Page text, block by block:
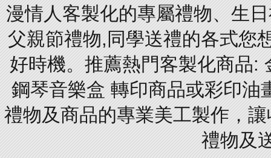
漫情人客製化的專屬禮物、生
父親節禮物,同學送禮的各式您
好時機。推薦熱門客製化商品:
鋼琴音樂盒 轉印商品或彩印油
禮物及商品的專業美工製作，
禮物及